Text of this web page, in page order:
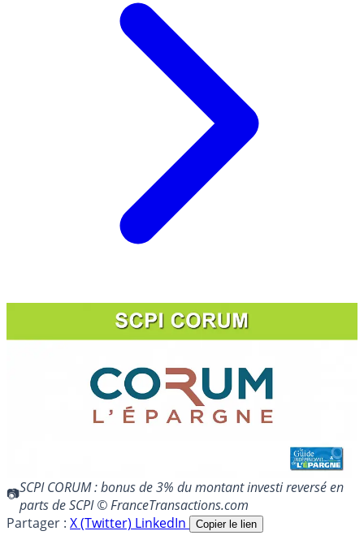
SCPI CORUM : bonus de 3% du montant investi reversé en
parts de SCPI © FranceTransactions.com
Partager : X (Twitter) LinkedIn Copier le lien